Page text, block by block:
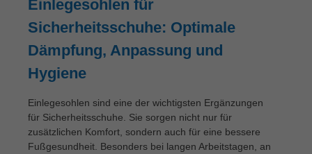
Einlegesohlen für
Sicherheitsschuhe: Optimale
Dämpfung, Anpassung und
Hygiene
Einlegesohlen sind eine der wichtigsten Ergänzungen
für Sicherheitsschuhe. Sie sorgen nicht nur für
zusätzlichen Komfort, sondern auch für eine bessere
Fußgesundheit. Besonders bei langen Arbeitstagen, an